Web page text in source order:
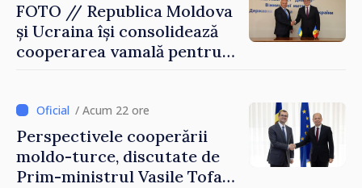
FOTO // Republica Moldova
și Ucraina își consolidează
cooperarea vamală pentru
Reuniune la Moghiliov-
Podolsk
/ Acum 22 ore
Perspectivele cooperării
moldo-turce, discutate de
Prim-ministrul Vasile Tofan